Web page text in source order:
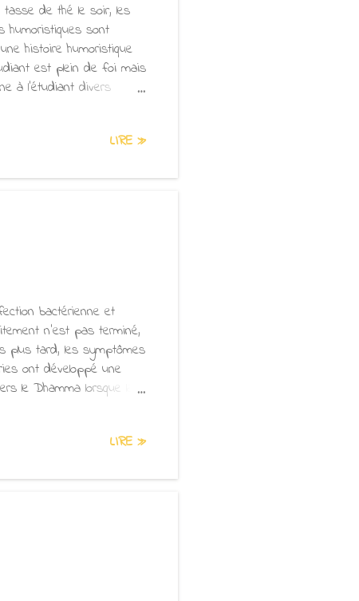
de thé le soir, les
humoristiques sont
histoire humoristique
est plein de foi mais
à l'étudiant divers
secondes, puis bascule
méditer au bord d...
LIRE »
bactérienne et
n'est pas terminé,
plus tard, les symptômes
ont développé une
le Dhamma lorsque la
été éliminées et ne
difficiles à déloger.
LIRE »